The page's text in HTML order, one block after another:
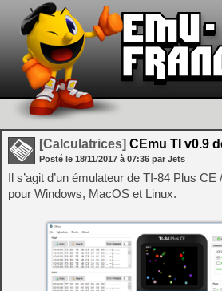
[Calculatrices] CEmu TI v0.9
Posté le 18/11/2017 à 07:36 par Jets
Il s’agit d’un émulateur de TI-84 Plus
pour Windows, MacOS et Linux.